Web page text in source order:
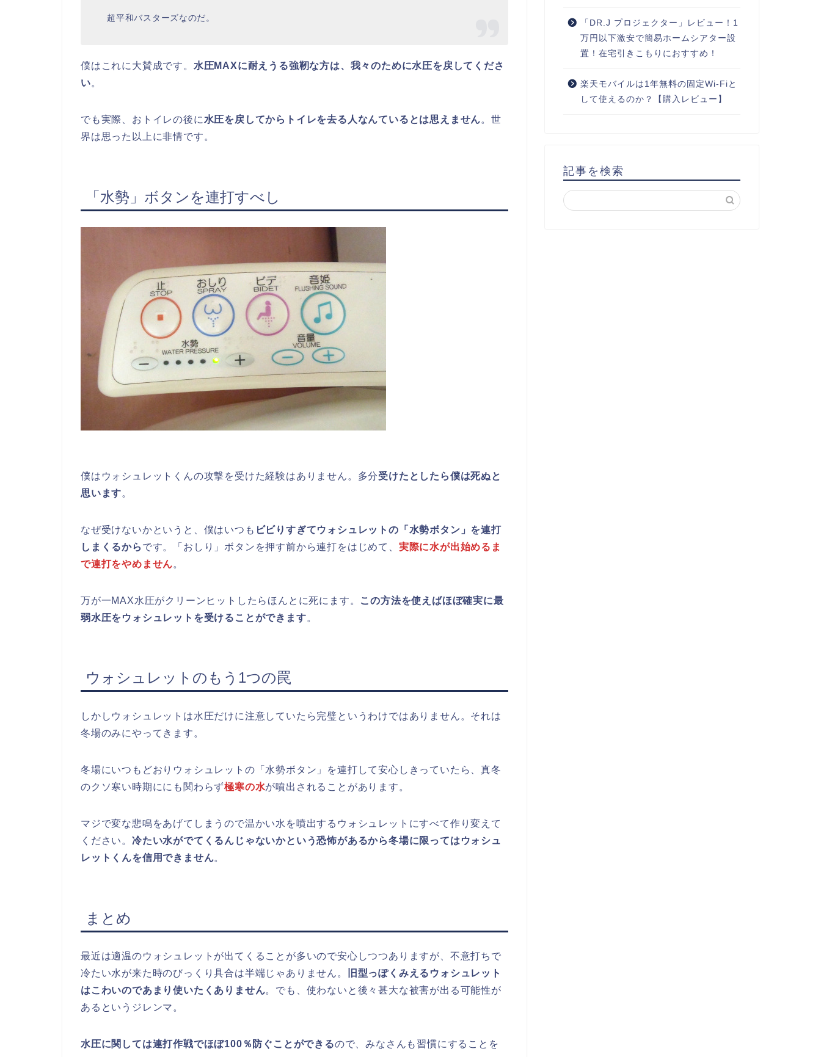
超平和バスターズなのだ。
僕はこれに大賛成です。 水圧MAXに耐えうる強靭な方は、我々のために水圧を戻してくださ
い。
でも実際、おトイレの後に 水圧を戻してからトイレを去る人なんているとは思えません。世
界は思った以上に非情です。
「水勢」ボタンを連打すべし
僕はウォシュレットくんの攻撃を受けた経験はありません。多分受けたとしたら僕は死ぬと
思います。
なぜ受けないかというと、僕はいつも ビビりすぎてウォシュレットの「水勢ボタン」を連打
しまくるから です。「おしり」ボタンを押す前から連打をはじめて、 実際に水が出始めるま
で連打をやめません。
万が一MAX水圧がクリーンヒットしたらほんとに死にます。 この方法を使えばほぼ確実に最
弱水圧をウォシュレットを受けることができます。
ウォシュレットのもう1つの罠
しかしウォシュレットは水圧だけに注意していたら完璧というわけではありません。それは
冬場のみにやってきます。
冬場にいつもどおりウォシュレットの「水勢ボタン」を連打して安心しきっていたら、真冬
のクソ寒い時期ににも関わらず極寒の水が噴出されることがあります。
マジで変な悲鳴をあげてしまうので温かい水を噴出するウォシュレットにすべて作り変えて
ください。 冷たい水がでてくるんじゃないかという恐怖があるから冬場に限ってはウォシュ
レットくんを信用できません。
まとめ
最近は適温のウォシュレットが出てくることが多いので安心しつつありますが、不意打ちで
冷たい水が来た時のびっくり具合は半端じゃありません。
旧型っぽくみえるウォシュレット
はこわいのであまり使いたくありません。でも、使わないと後々甚大な被害が出る可能性が
あるというジレンマ。
水圧に関しては連打作戦でほぼ100％防ぐことができるので、みなさんも習慣にすることを
「DR.J プロジェクター」レビュー！1
万円以下激安で簡易ホームシアター設
置！在宅引きこもりにおすすめ！
楽天モバイルは1年無料の固定Wi-Fiと
して使えるのか？【購入レビュー】
記事を検索